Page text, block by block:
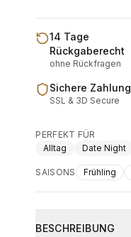
14 Tage
Rückgaberecht
ohne Rückfragen
Sichere Zahlung
SSL & 3D Secure
PERFEKT FÜR
Alltag
Date Night
SAISONS Frühling
BESCHREIBUNG